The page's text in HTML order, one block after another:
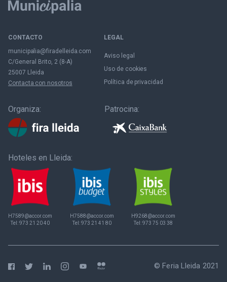
CONTACTO
municipalia@firadelleida.com
C/General Brito, 2 (8-A)
25007 Lleida
Contacta con nosotros
LEGAL
Aviso legal
Uso de cookies
Política de privacidad
Organiza: Patrocina:
Hoteles en Lleida:
H7589@accor.com
Tel:973 21 20 40
H7588@accor.com
Tel:973 21 41 80
H9268@accor.com
Tel:973 75 03 38
© Feria Lleida 2021